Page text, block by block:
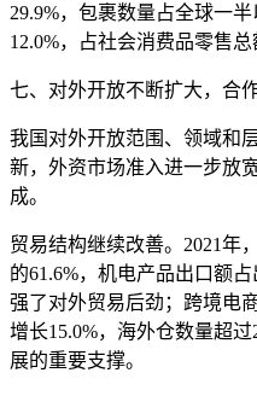
29.9%，包裹数量占全球一
12.0%，占社会消费品零售总
七、对外开放不断扩大，合
我国对外开放范围、领域和
新，外资市场准入进一步放
成。
贸易结构继续改善。2021年
的61.6%，机电产品出口额
强了对外贸易后劲；跨境电
增长15.0%，海外仓数量超
展的重要支撑。